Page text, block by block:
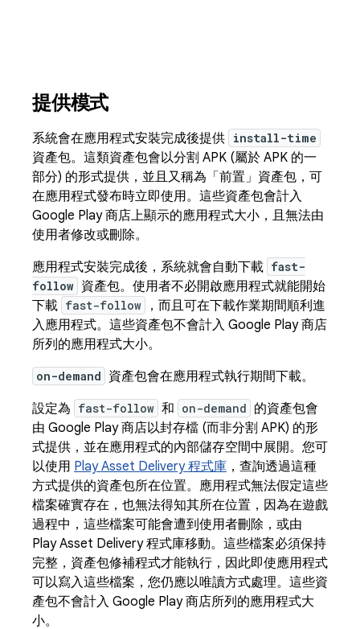
提供模式
系統會在應用程式安裝完成後提供 install-time
資產包。這類資產包會以分割 APK (屬於 APK 的一
部分) 的形式提供，並且又稱為「前置」資產包，可
在應用程式發布時立即使用。這些資產包會計入
Google Play 商店上顯示的應用程式大小，且無法由
使用者修改或刪除。
應用程式安裝完成後，系統就會自動下載 fast-
follow 資產包。使用者不必開啟應用程式就能開始
下載 fast-follow
，而且可在下載作業期間順利進
入應用程式。這些資產包不會計入 Google Play 商店
所列的應用程式大小。
on-demand 資產包會在應用程式執行期間下載。
設定為 fast-follow 和 on-demand 的資產包會
由 Google Play 商店以封存檔 (而非分割 APK) 的形
式提供，並在應用程式的內部儲存空間中展開。您可
以使用 Play Asset Delivery 程式庫 ，查詢透過這種
方式提供的資產包所在位置。應用程式無法假定這些
檔案確實存在，也無法得知其所在位置，因為在遊戲
過程中，這些檔案可能會遭到使用者刪除，或由
Play Asset Delivery 程式庫移動。這些檔案必須保持
完整，資產包修補程式才能執行，因此即使應用程式
可以寫入這些檔案，您仍應以唯讀方式處理。這些資
產包不會計入 Google Play 商店所列的應用程式大
小。